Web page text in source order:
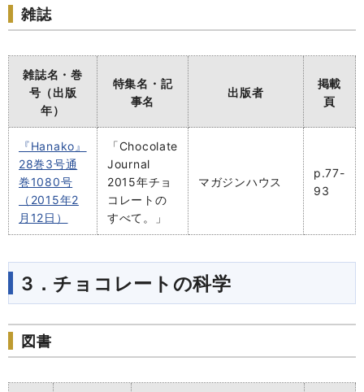
雑誌
雑誌名・巻
号（出版
年）
特集名・記
事名
出版者
掲載
頁
『Hanako』
28巻3号通
巻1080号
（2015年2
月12日）
「Chocolate
Journal
2015年チョ
コレートの
すべて。」
マガジンハウス
p.77-
93
3．チョコレートの科学
図書